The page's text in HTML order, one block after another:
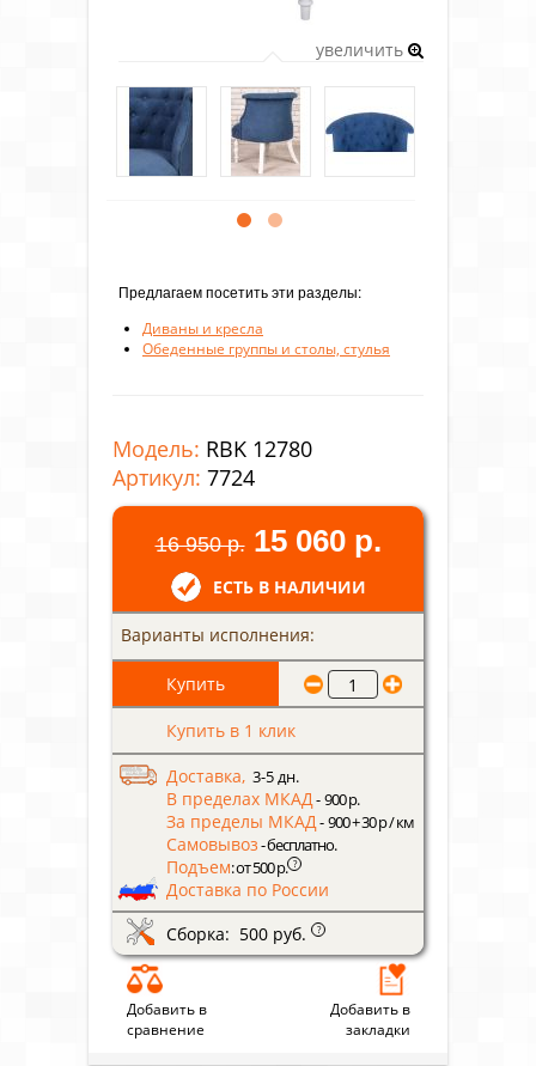
увеличить
Предлагаем посетить эти разделы:
Диваны и кресла
Обеденные группы и столы, стулья
Модель: RBK 12780
Артикул: 7724
16 950 р. 15 060 р.
ЕСТЬ В НАЛИЧИИ
Варианты исполнения:
Купить в 1 клик
Доставка, 3-5 дн.
В пределах МКАД- 900 р.
За пределы МКАД- 900 + 30 р / км
Самовывоз- бесплатно.
Подъем: от 500 р. ?
Доставка по России
Сборка: 500 руб.
?
Добавить в
сравнение
Добавить в
закладки